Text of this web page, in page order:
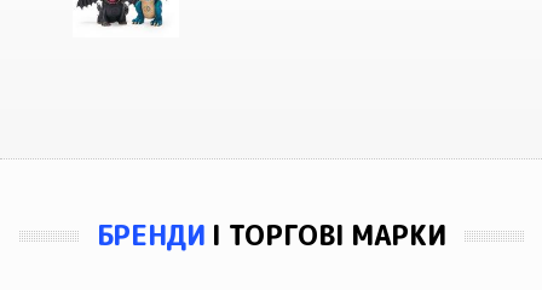
БРЕНДИ І ТОРГОВІ МАРКИ